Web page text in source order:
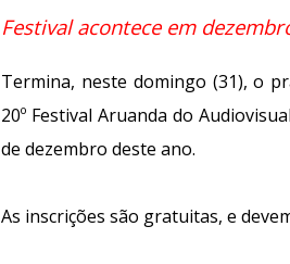
Festival acontece em
Termina, neste domingo (31), o
20º Festival Aruanda do
de dezembro deste ano.
As inscrições são gratuitas, e